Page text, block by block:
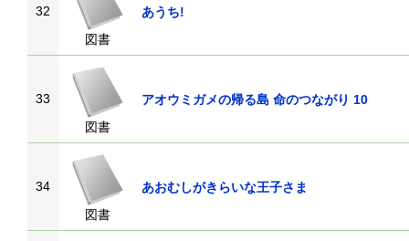
32
図書
あうち!
33
図書
アオウミガメの帰る島 命のつながり 10
34
図書
あおむしがきらいな王子さま